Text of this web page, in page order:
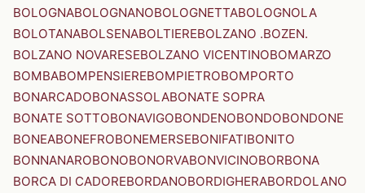
BOLOGNABOLOGNANOBOLOGNETTABOLOGNOLA
BOLOTANABOLSENABOLTIEREBOLZANO .BOZEN.
BOLZANO NOVARESEBOLZANO VICENTINOBOMARZO
BOMBABOMPENSIEREBOMPIETROBOMPORTO
BONARCADOBONASSOLABONATE SOPRA
BONATE SOTTOBONAVIGOBONDENOBONDOBONDONE
BONEABONEFROBONEMERSEBONIFATIBONITO
BONNANAROBONOBONORVABONVICINOBORBONA
BORCA DI CADOREBORDANOBORDIGHERABORDOLANO